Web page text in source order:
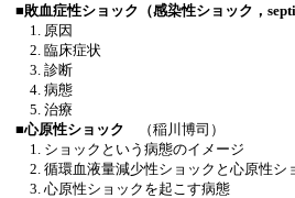
■敗血症性ショック（感染性ショック，
1. 原因
2. 臨床症状
3. 診断
4. 病態
5. 治療
■心原性ショック （稲川博司）
1. ショックという病態のイメージ
2. 循環血液量減少性ショックと心原性シ
3. 心原性ショックを起こす病態